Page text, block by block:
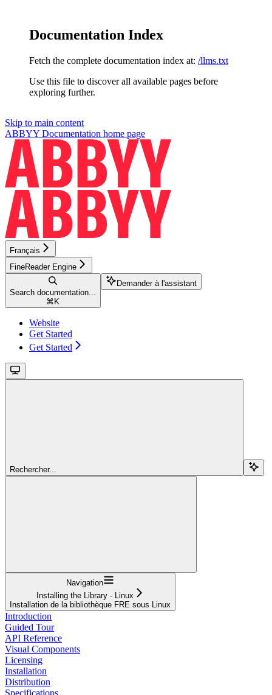
Documentation Index
Fetch the complete documentation index at: /llms.txt
Use this file to discover all available pages before
exploring further.
Skip to main content
ABBYY Documentation home page
Français
FineReader Engine
Search documentation...
⌘ K
Demander à l'assistant
Website
Get Started
Get Started
Rechercher...
Navigation
Installing the Library - Linux
Installation de la bibliothèque FRE sous Linux
Introduction
Guided Tour
API Reference
Visual Components
Licensing
Installation
Distribution
Specifications